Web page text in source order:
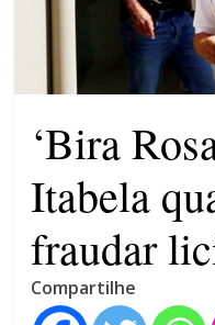
‘Bira
Itabela
fraudar
Compartilhe